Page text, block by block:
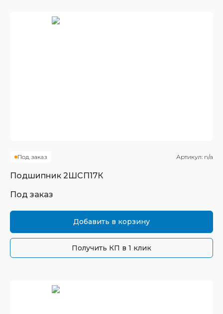
Под заказ Артикул: n/a
Подшипник 2ШСП17К
Под заказ
Добавить в корзину
Получить КП в 1 клик